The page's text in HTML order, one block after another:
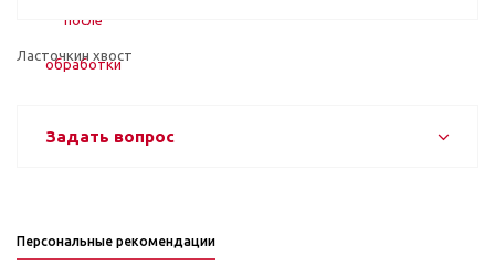
Ласточкин хвост
Задать вопрос
Персональные рекомендации